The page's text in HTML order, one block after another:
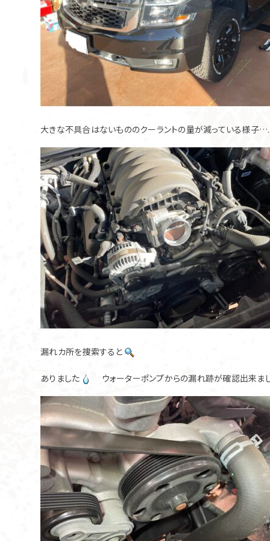
大きな不具合はないもののクーラントの量が減っている様子
漏れカ所を捜索すると
ありました ウォーターポンプからの漏れ跡が確認出来ま